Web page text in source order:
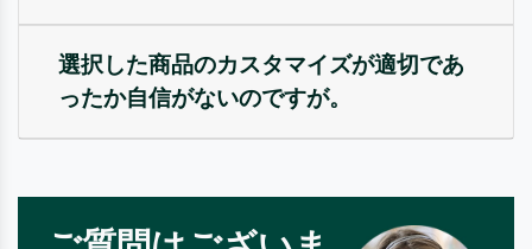
選択した商品のカスタマイズが適切であ
ったか自信がないのですが。